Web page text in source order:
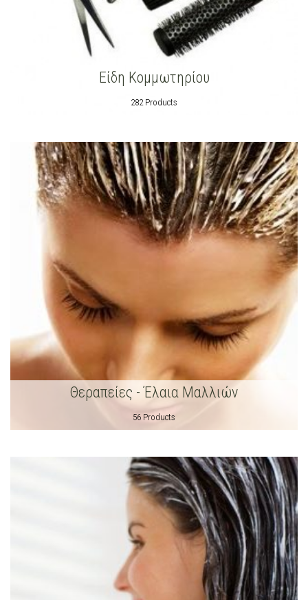
Είδη Κομμωτηρίου
282 Products
Θεραπείες - Έλαια Μαλλιών
56 Products